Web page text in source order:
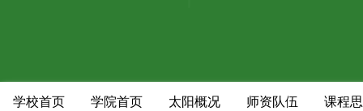
学校首页 学院首页 太阳概况 师资队伍 课程